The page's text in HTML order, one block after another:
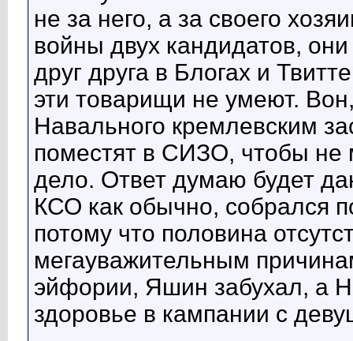
не за него, а за своего
войны двух кандидатов,
друг друга в Блогах и
эти товарищи не умеют.
Навального кремлевским
поместят в СИЗО, чтобы не
дело. Ответ думаю будет
КСО как обычно, собрался
потому что половина
мегауважительным
эйфории, Яшин забухал, а
здоровье в кампании с